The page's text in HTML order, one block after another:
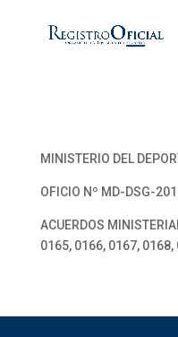
MINISTERIO DEL
OFICIO Nº MD-DSG-
ACUERDOS
0165, 0166, 0167, 0168,